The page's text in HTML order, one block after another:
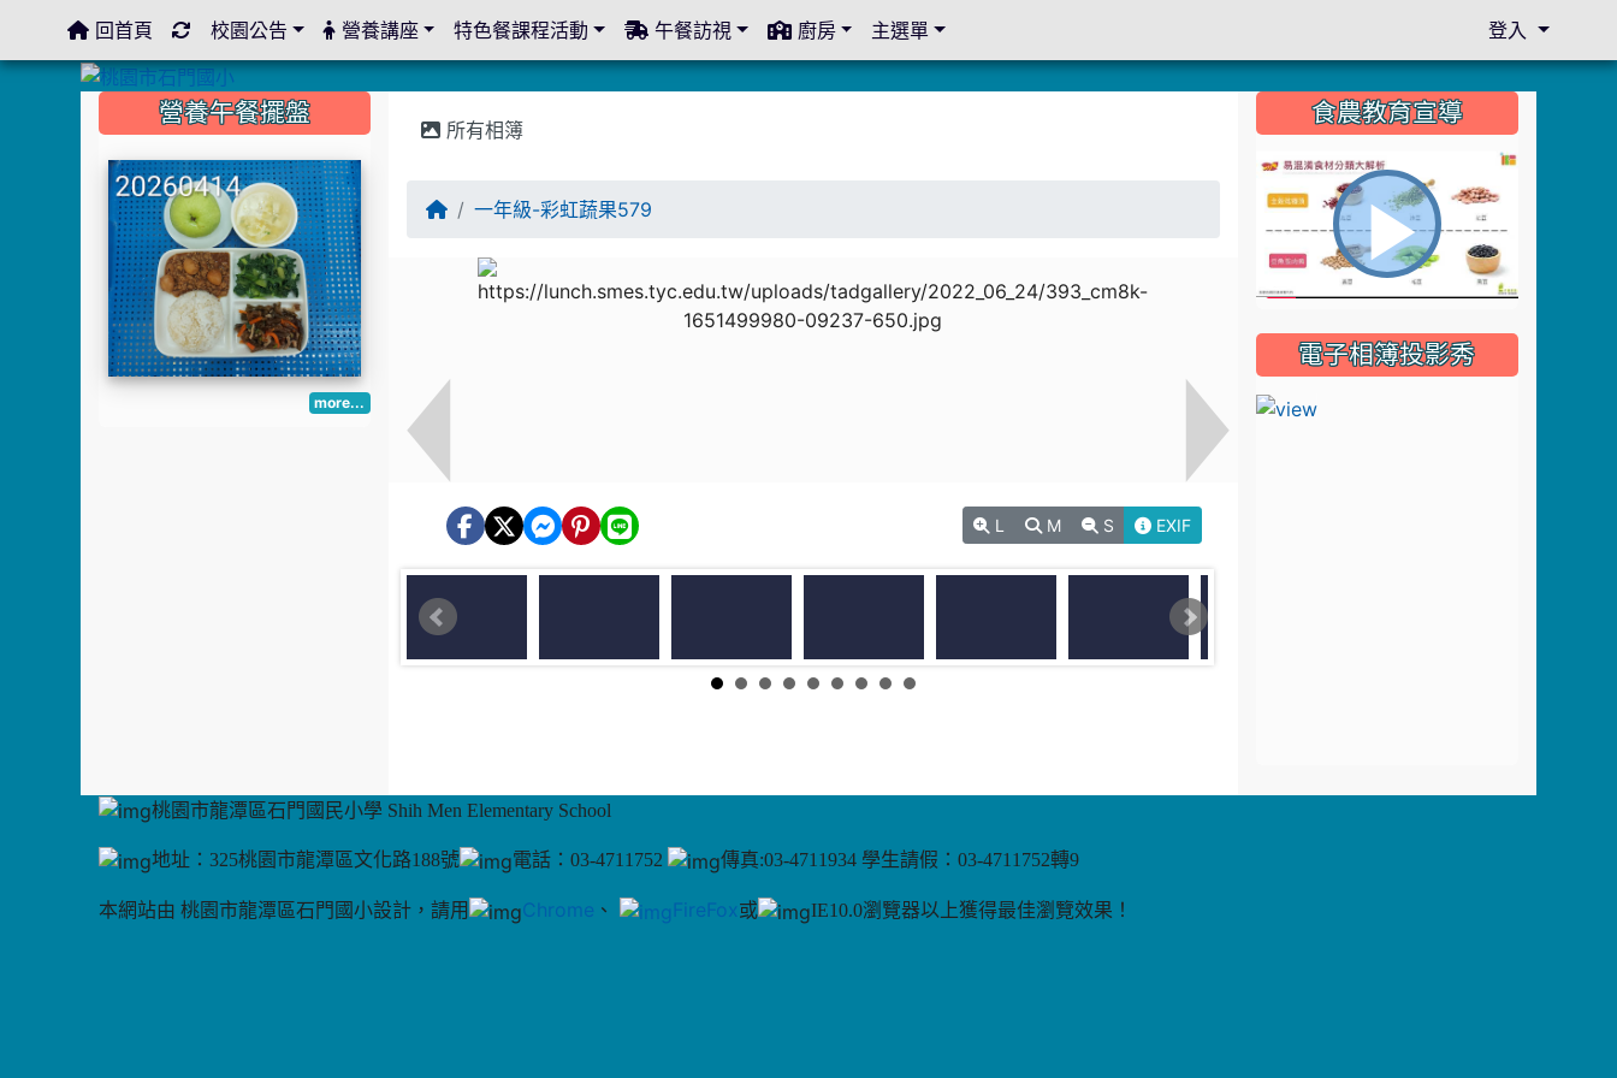
所有相簿
一年級-彩虹蔬果579
L M S EXIF
::: 營養午餐擺盤
more...
::: 食農教育宣導
播
放
電子相簿投影秀
桃園市龍潭區石門國民小學 Shih Men Elementary School
地址：325桃園市龍潭區文化路188號 電話：03-4711752 傳真:03-4711934 學生請假：03-4711752轉9
本網站由 桃園市龍潭區石門國小設計，請用 Chrome 、 FireFox或 IE10.0瀏覽器以上獲得最佳瀏覽效果！
::: 回首頁 校園公告 營養講座 特色餐課程活動 午餐訪視 廚房 主選單 登入